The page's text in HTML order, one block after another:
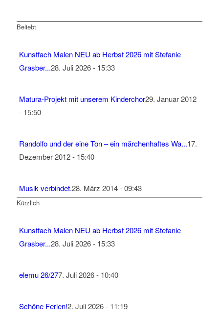
Beliebt
Kunstfach Malen NEU ab Herbst 2026 mit Stefanie
Grasber...28. Juli 2026 - 15:33
Matura-Projekt mit unserem Kinderchor29. Januar 2012
- 15:50
Randolfo und der eine Ton – ein märchenhaftes Wa...17.
Dezember 2012 - 15:40
Musik verbindet.28. März 2014 - 09:43
Kürzlich
Kunstfach Malen NEU ab Herbst 2026 mit Stefanie
Grasber...28. Juli 2026 - 15:33
elemu 26/277. Juli 2026 - 10:40
Schöne Ferien!2. Juli 2026 - 11:19